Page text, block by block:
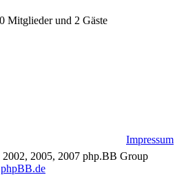
Mitglieder und 2 Gäste
Impressum
2005, 2007 php.BB Group
phpBB.de